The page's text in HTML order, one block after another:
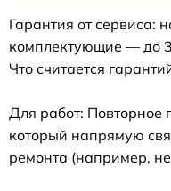
Гарантия от сервиса:
комплектующие — до
Что считается
Для работ: Повторное
который напрямую
ремонта (например,